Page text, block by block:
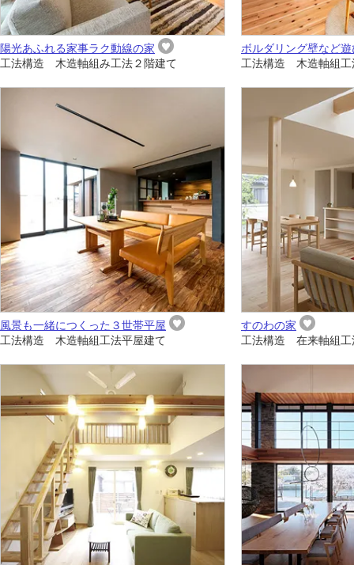
陽光あふれる家事ラク動線の家
工法構造 木造軸組み工法２階建て
ボルダリング壁など
工法構造 木造軸組工
風景も一緒につくった３世帯平屋
工法構造 木造軸組工法平屋建て
すのわの家
工法構造 在来軸組工